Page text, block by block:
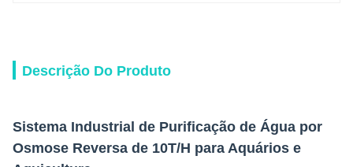
Descrição Do Produto
Sistema Industrial de Purificação de Água por
Osmose Reversa de 10T/H para Aquários e